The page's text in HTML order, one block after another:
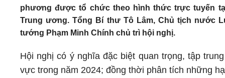
phương được tổ chức theo hình thức trực tuyến
Trung ương. Tổng Bí thư Tô Lâm, Chủ tịch nước
tướng Phạm Minh Chính chủ trì hội nghị.
Hội nghị có ý nghĩa đặc biệt quan trọng, tập
vực trong năm 2024; đồng thời phân tích những